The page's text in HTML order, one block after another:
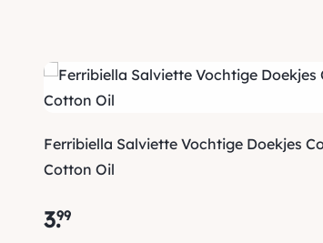
Ferribiella Salviette Vochtige Doekjes
Cotton Oil
3.99